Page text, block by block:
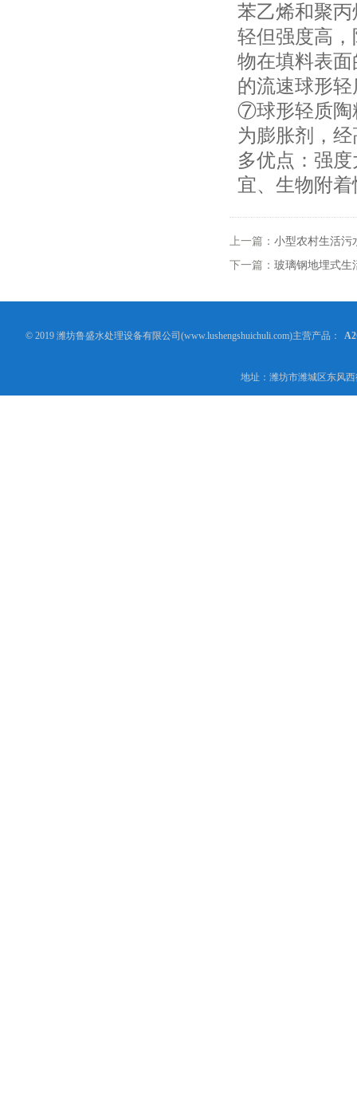
苯乙烯和聚
轻但强度高
物在填料表
的流速球形
⑦球形轻质陶
为膨胀剂，
多优点：强
宜、生物附
上一篇： 小型农村生活污
下一篇： 玻璃钢地埋式生
© 2019 潍坊鲁盛水处理设备有限公司(www.lushengshuichuli.com)主营产品：
地址：潍坊市潍城区东风